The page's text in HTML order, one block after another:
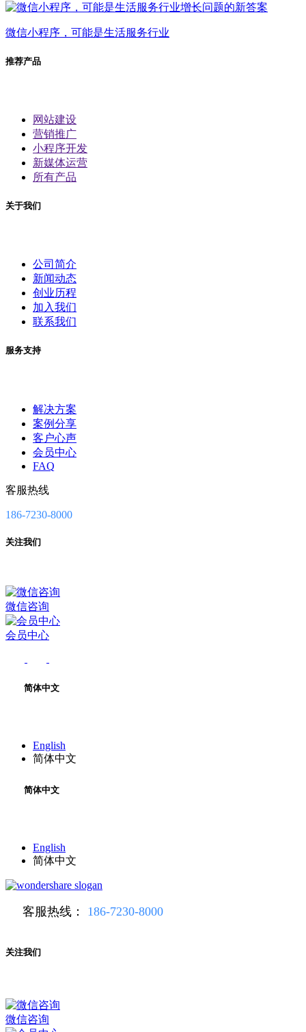
微信小程序，可能是生活服务行业
推荐产品
网站建设
营销推广
小程序开发
新媒体运营
所有产品
关于我们
公司简介
新闻动态
创业历程
加入我们
联系我们
服务支持
解决方案
案例分享
客户心声
会员中心
FAQ
客服热线
186-7230-8000
关注我们
微信咨询
会员中心
简体中文
English
简体中文
简体中文
English
简体中文
客服热线： 186-7230-8000
关注我们
微信咨询